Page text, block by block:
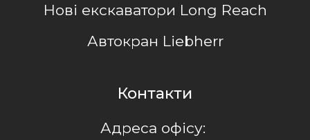
Нові екскаватори Long Reach
Автокран Liebherr
Контакти
Адреса офісу: